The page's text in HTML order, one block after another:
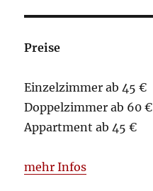
Preise
Einzelzimmer ab 45 €
Doppelzimmer ab 60 €
Appartment ab 45 €
mehr Infos